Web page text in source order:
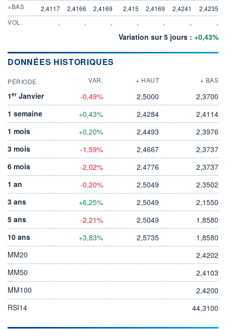
+BAS
2,4117 2,4166 2,4169 2,415 2,4169 2,4241
2,4235
VOL.
- - - - - - -
Variation sur 5 jours : +0,43%
DONNÉES HISTORIQUES
PÉRIODE VAR. + HAUT + BAS
1er Janvier -0,49% 2,5000
2,3700
1 semaine
+0,43% 2,4284
2,4114
1 mois
+0,20% 2,4493
2,3976
3 mois
-1,59% 2,4667
2,3737
6 mois
-2,02% 2,4776
2,3737
1 an
-0,20% 2,5049
2,3502
3 ans
+6,25% 2,5049
2,1550
5 ans
-2,21% 2,5049
1,8580
10 ans
+3,83% 2,5735
1,8580
MM20
2,4202
MM50
2,4103
MM100
2,4200
RSI14
44,3100